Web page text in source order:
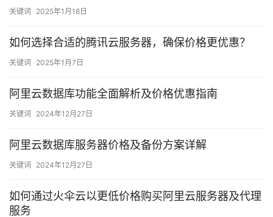
关键词 2025年1月18日
如何选择合适的腾讯云服务器，确保价格更优惠？
关键词 2025年1月7日
阿里云数据库功能全面解析及价格优惠指南
关键词 2024年12月27日
阿里云数据库服务器价格及备份方案详解
关键词 2024年12月27日
如何通过火伞云以更低价格购买阿里云服务器及代理
服务